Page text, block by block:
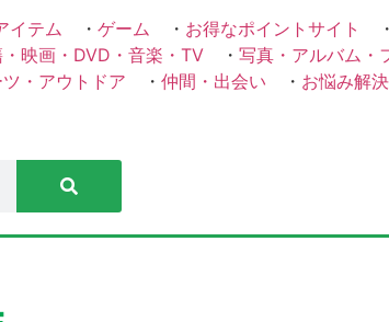
イテム ・ ゲーム ・ お得なポイントサイト ・
映画・DVD・音楽・TV ・ 写真・アルバム・
・アウトドア ・ 仲間・出会い ・ お悩み解決